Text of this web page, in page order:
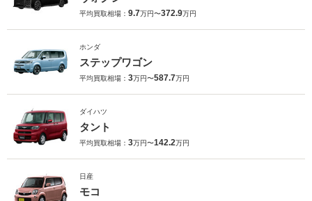
平均買取相場： 9.7万円〜372.9万円
ホンダ
ステップワゴン
平均買取相場： 3万円〜587.7万円
ダイハツ
タント
平均買取相場： 3万円〜142.2万円
日産
モコ